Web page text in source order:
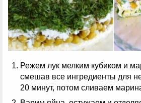
Режем лук мелким кубиком и
смешав все ингредиенты для
20 минут, потом сливаем